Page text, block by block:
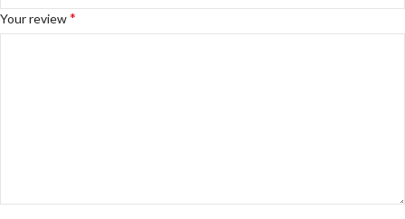
Your review*